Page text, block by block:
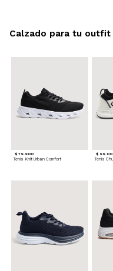
$ 79.900
Tenis Knit Urban Comfort
$
Tenis
Calzado para tu outfit